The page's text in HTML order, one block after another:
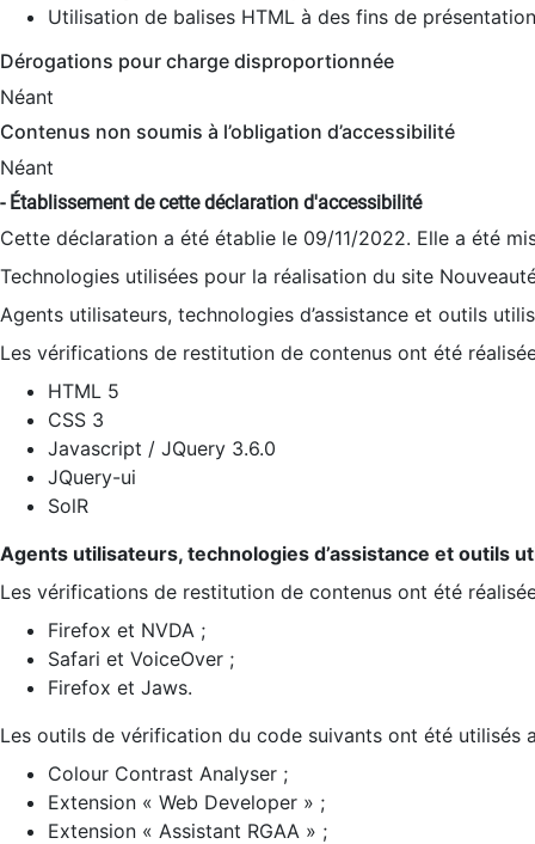
Utilisation de balises HTML à des fins de
Dérogations pour charge disproportionnée
Néant
Contenus non soumis à l’obligation d’accessibilité
Néant
- Établissement de cette déclaration d'accessibilité
Cette déclaration a été établie le 09/11/2022. Elle a été
Technologies utilisées pour la réalisation du site
Agents utilisateurs, technologies d’assistance et outils
Les vérifications de restitution de contenus ont été
HTML 5
CSS 3
Javascript / JQuery 3.6.0
JQuery-ui
SolR
Agents utilisateurs, technologies d’assistance et outils
Les vérifications de restitution de contenus ont été
Firefox et NVDA ;
Safari et VoiceOver ;
Firefox et Jaws.
Les outils de vérification du code suivants ont été utilisés
Colour Contrast Analyser ;
Extension « Web Developer » ;
Extension « Assistant RGAA » ;